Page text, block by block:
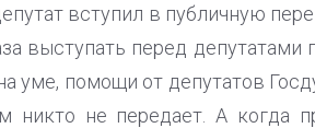
вступил в публичную
выступать перед депутатами
уме, помощи от депутатов
никто не передает. А когда